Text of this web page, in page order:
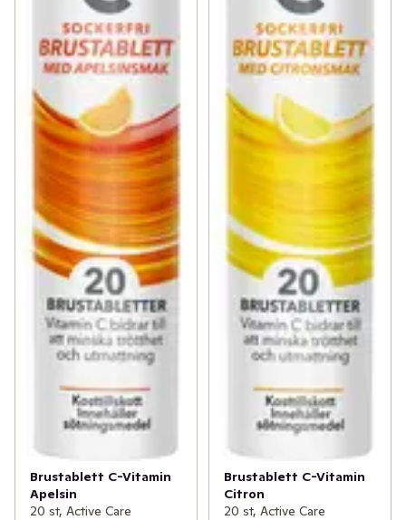
Brustablett C-Vitamin
Apelsin
20 st, Active Care
Brustablett C-Vitamin
Citron
20 st, Active Care